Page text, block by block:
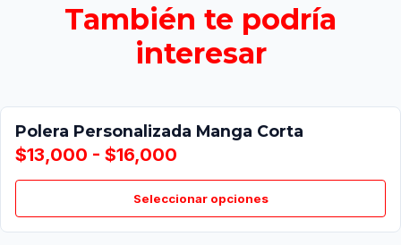
También te podría
interesar
Polera Personalizada Manga Corta
$13,000 - $16,000
Seleccionar opciones